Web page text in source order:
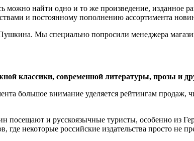
можно найти одно и то же произведение, изданное
и постоянному пополнению ассортимента
Мы специально попросили менеджера
классики, современной литературы, прозы и
большое внимание уделяется рейтингам
и русскоязычные туристы, особенно из
некоторые российские издательства просто не